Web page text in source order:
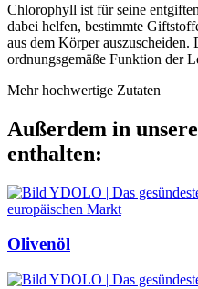
Chlorophyll ist für seine
dabei helfen, bestimmte
aus dem Körper
ordnungsgemäße Funktion der
Mehr hochwertige Zutaten
Außerdem in
enthalten:
Olivenöl